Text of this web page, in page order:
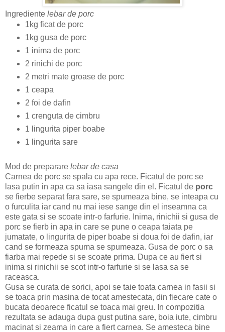
Ingrediente lebar de porc
1kg ficat de porc
1kg gusa de porc
1 inima de porc
2 rinichi de porc
2 metri mate groase de porc
1 ceapa
2 foi de dafin
1 crenguta de cimbru
1 lingurita piper boabe
1 lingurita sare
Mod de preparare lebar de casa
Carnea de porc se spala cu apa rece. Ficatul de porc se
lasa putin in apa ca sa iasa sangele din el. Ficatul de porc
se fierbe separat fara sare, se spumeaza bine, se inteapa cu
o furculita iar cand nu mai iese sange din el inseamna ca
este gata si se scoate intr-o farfurie. Inima, rinichii si gusa de
porc se fierb in apa in care se pune o ceapa taiata pe
jumatate, o lingurita de piper boabe si doua foi de dafin, iar
cand se formeaza spuma se spumeaza. Gusa de porc o sa
fiarba mai repede si se scoate prima. Dupa ce au fiert si
inima si rinichii se scot intr-o farfurie si se lasa sa se
raceasca.
Gusa se curata de sorici, apoi se taie toata carnea in fasii si
se toaca prin masina de tocat amestecata, din fiecare cate o
bucata deoarece ficatul se toaca mai greu. In compozitia
rezultata se adauga dupa gust putina sare, boia iute, cimbru
macinat si zeama in care a fiert carnea. Se amesteca bine